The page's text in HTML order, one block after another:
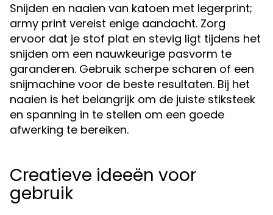
Snijden en naaien van katoen met legerprint;
army print vereist enige aandacht. Zorg
ervoor dat je stof plat en stevig ligt tijdens het
snijden om een nauwkeurige pasvorm te
garanderen. Gebruik scherpe scharen of een
snijmachine voor de beste resultaten. Bij het
naaien is het belangrijk om de juiste stiksteek
en spanning in te stellen om een goede
afwerking te bereiken.
Creatieve ideeën voor
gebruik